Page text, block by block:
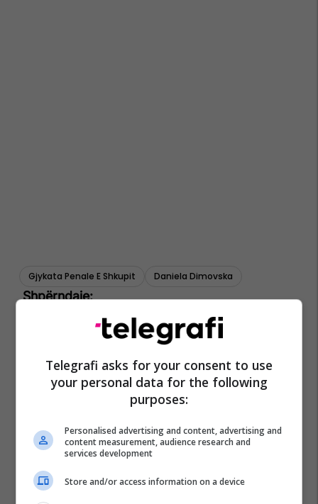
Gjykata Penale E Shkupit Daniela Dimovska
Telegrafi asks for your consent to use
your personal data for the following
purposes:
Personalised advertising and content, advertising and
content measurement, audience research and
services development
Store and/or access information on a device